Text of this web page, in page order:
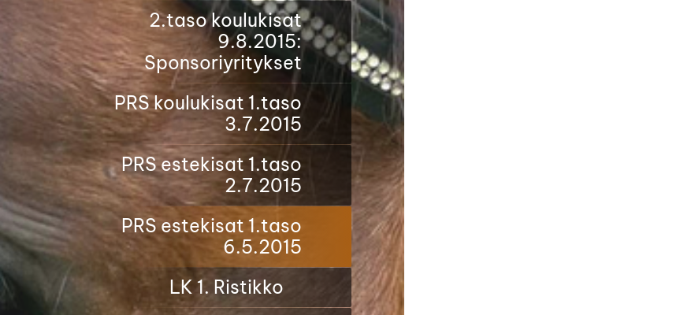
2.taso koulukisat
9.8.2015:
Sponsoriyritykset
PRS koulukisat 1.taso
3.7.2015
PRS estekisat 1.taso
2.7.2015
PRS estekisat 1.taso
6.5.2015
LK 1. Ristikko